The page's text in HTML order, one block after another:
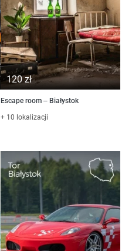
120 zł
Escape room – Białystok
+ 10 lokalizacji